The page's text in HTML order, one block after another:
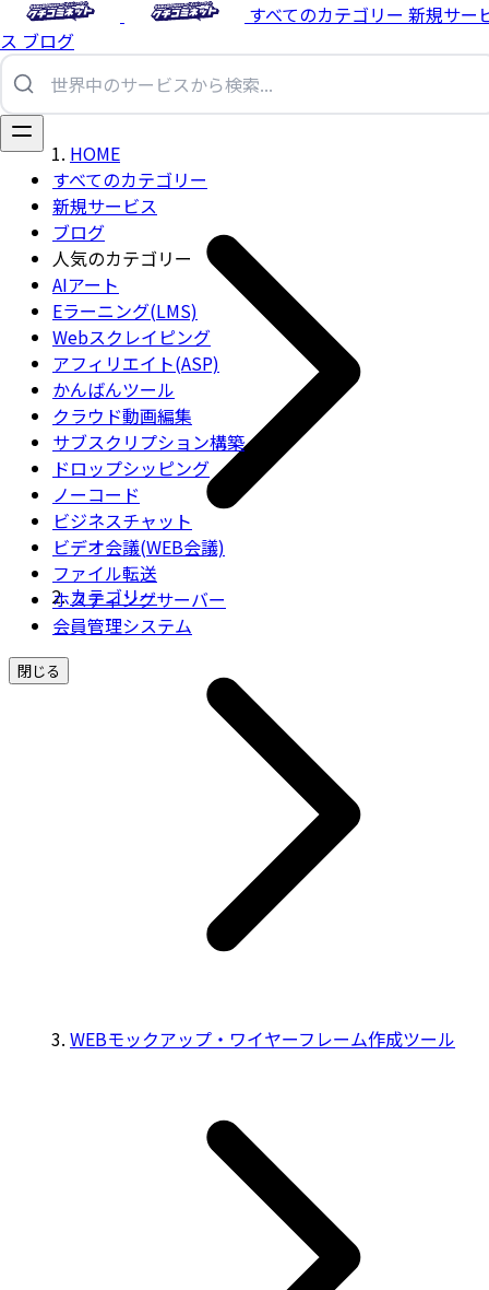
すべてのカテゴリー 新規サー
ス ブログ
すべてのカテゴリー
新規サービス
ブログ
人気のカテゴリー
AIアート
Eラーニング(LMS)
Webスクレイピング
アフィリエイト(ASP)
かんばんツール
クラウド動画編集
サブスクリプション構築
ドロップシッピング
ノーコード
ビジネスチャット
ビデオ会議(WEB会議)
ファイル転送
ホスティングサーバー
会員管理システム
閉じる
HOME
カテゴリー
WEBモックアップ・ワイヤーフレーム作成ツール